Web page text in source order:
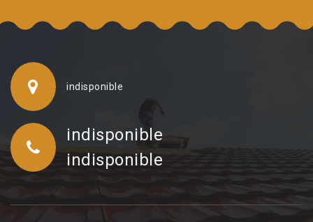
indisponible
indisponible
indisponible